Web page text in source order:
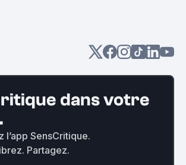
dans votre
l’app SensCritique.
Partagez.